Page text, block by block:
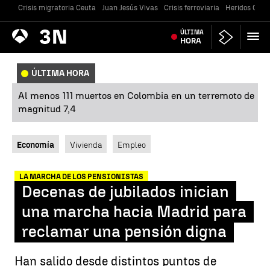
Crisis migratoria Ceuta Juan Jesús Vivas Crisis ferroviaria Heridos
Antena
3 Noticias ÚLTIMA
HORA
ÚLTIMA HORA
Al menos 111 muertos en Colombia en un terremoto de
magnitud 7,4
Economía Vivienda Empleo
LA MARCHA DE LOS PENSIONISTAS
Decenas de jubilados inician
una marcha hacia Madrid para
reclamar una pensión digna
Han salido desde distintos puntos de